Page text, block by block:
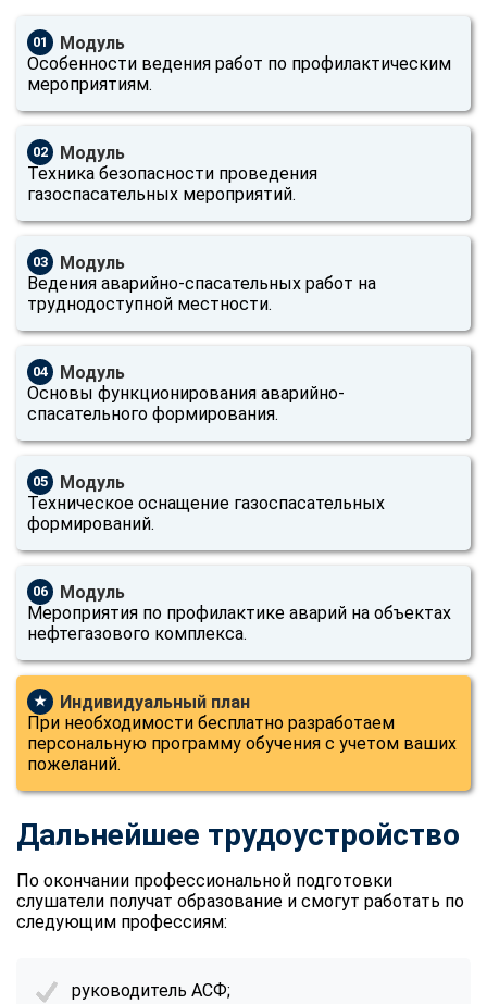
01
Модуль
Особенности ведения работ по профилактическим
мероприятиям.
02
Модуль
Техника безопасности проведения
газоспасательных мероприятий.
03
Модуль
Ведения аварийно-спасательных работ на
труднодоступной местности.
04
Модуль
Основы функционирования аварийно-
спасательного формирования.
05
Модуль
Техническое оснащение газоспасательных
формирований.
06
Модуль
Мероприятия по профилактике аварий на объектах
нефтегазового комплекса.
★
Индивидуальный план
При необходимости бесплатно разработаем
персональную программу обучения с учетом ваших
пожеланий.
Дальнейшее трудоустройство
По окончании профессиональной подготовки
слушатели получат образование и смогут работать по
следующим профессиям:
руководитель АСФ;